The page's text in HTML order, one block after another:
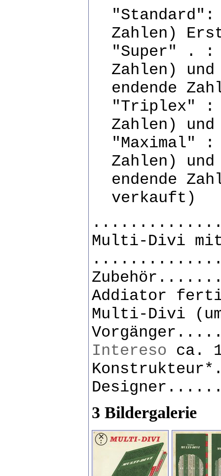
Zahlen)
"Super" .
Zahlen)
endende
"Triplex"
Zahlen) und
Zahlen)
endende
verkauft)
Multi-Divi
Addiator
Multi-Divi
Intereso ca.
3 Bildergalerie